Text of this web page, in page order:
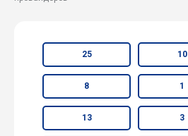
25 10
8 1
13 3